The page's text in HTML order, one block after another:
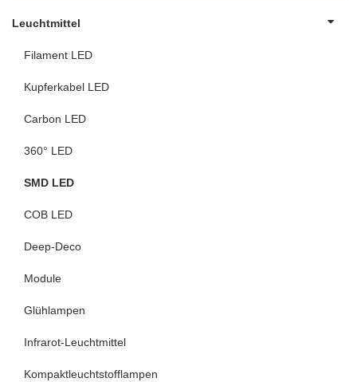
Leuchtmittel
Filament LED
Kupferkabel LED
Carbon LED
360° LED
SMD LED
COB LED
Deep-Deco
Module
Glühlampen
Infrarot-Leuchtmittel
Kompaktleuchtstofflampen